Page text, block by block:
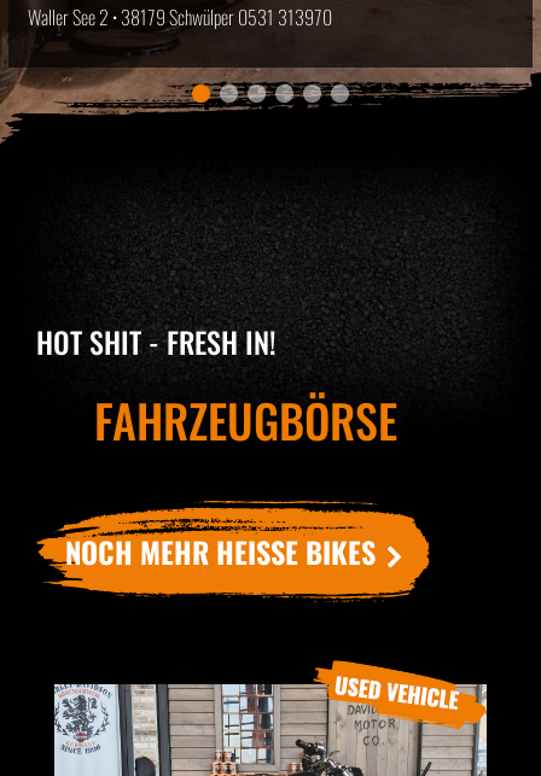
Waller See 2 • 38179 Schwülper0531 313970
HOT SHIT - FRESH IN!
FAHRZEUGBÖRSE
NOCH MEHR HEISSE BIKES